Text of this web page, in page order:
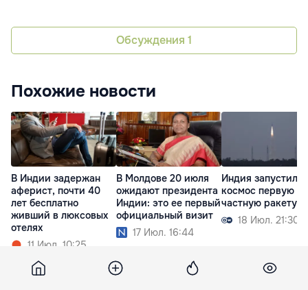
Обсуждения 1
Похожие новости
В Индии задержан
аферист, почти 40
лет бесплатно
живший в люксовых
отелях
11 Июл. 10:25
В Молдове 20 июля
ожидают президента
Индии: это ее первый
официальный визит
17 Июл. 16:44
Индия запустила
космос первую
частную ракету
18 Июл. 21:30